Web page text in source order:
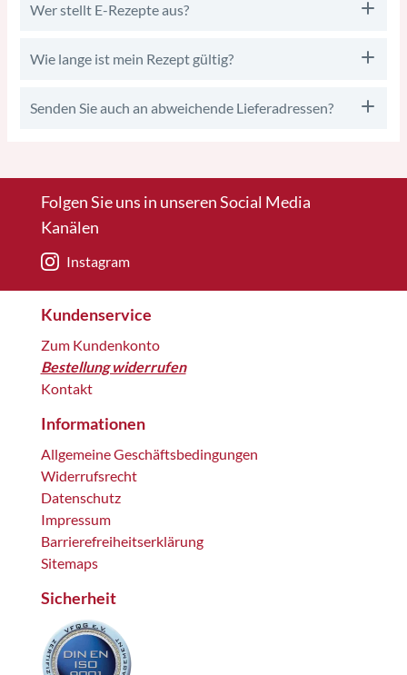
Wer stellt E-Rezepte aus?
Wie lange ist mein Rezept gültig?
Senden Sie auch an abweichende Lieferadressen?
Folgen Sie uns in unseren Social Media
Kanälen
Instagram
Kundenservice
Zum Kundenkonto
Bestellung widerrufen
Kontakt
Informationen
Allgemeine Geschäftsbedingungen
Widerrufsrecht
Datenschutz
Impressum
Barrierefreiheitserklärung
Sitemaps
Sicherheit